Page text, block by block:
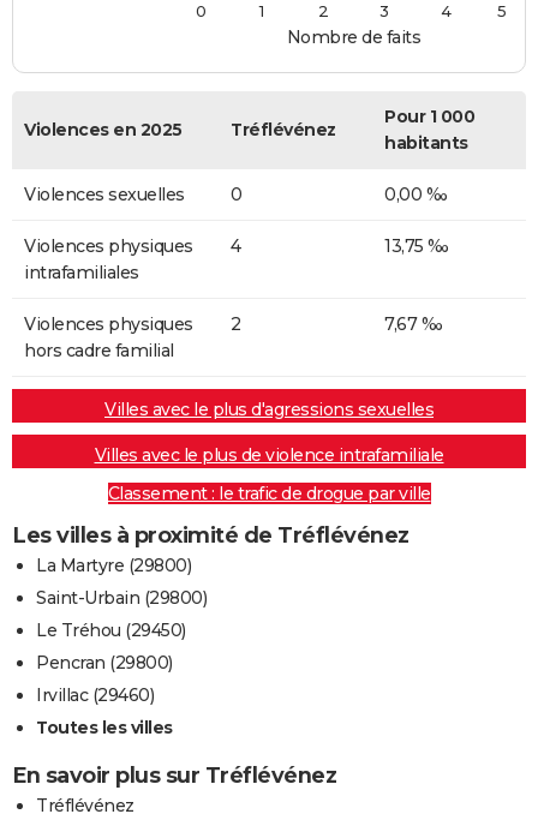
Nombre de faits
0
1 2 3 4 5
Violences en 2025 Tréflévénez
Pour 1 000
habitants
Violences sexuelles 0 0,00 ‰
Violences physiques
intrafamiliales
4 13,75 ‰
Violences physiques
hors cadre familial
2 7,67 ‰
Villes avec le plus d'agressions sexuelles
Villes avec le plus de violence intrafamiliale
Classement : le trafic de drogue par ville
Les villes à proximité de Tréflévénez
La Martyre (29800)
Saint-Urbain (29800)
Le Tréhou (29450)
Pencran (29800)
Irvillac (29460)
Toutes les villes
En savoir plus sur Tréflévénez
Tréflévénez